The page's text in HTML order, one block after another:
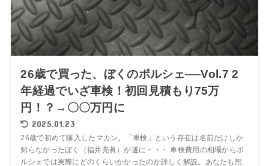
26歳で買った、ぼくのポルシェ──Vol.7 2
年経過でいざ車検！初回見積もり75万
円！？→〇〇万円に
2025.01.23
26歳で初めて購入したマカン。「車検」という存在は名前だけしか
知らなかったぼく（福井亮眞）が遂に・・・ 車検費用の相場からポ
ルシェでは実際にどのくらいかかったのか詳しく解説。あなたも想